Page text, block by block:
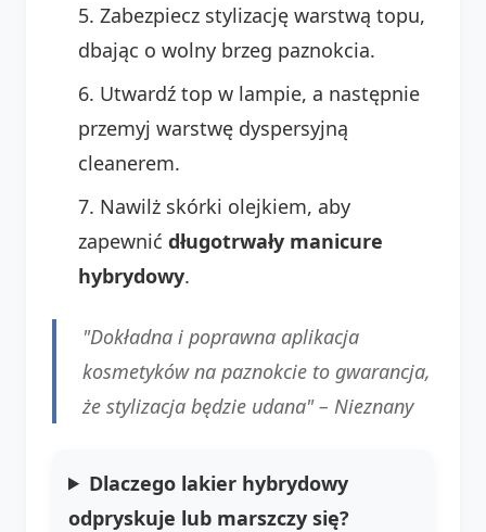
Zabezpiecz stylizację warstwą topu,
dbając o wolny brzeg paznokcia.
Utwardź top w lampie, a następnie
przemyj warstwę dyspersyjną
cleanerem.
Nawilż skórki olejkiem, aby
zapewnić długotrwały manicure
hybrydowy.
"Dokładna i poprawna aplikacja
kosmetyków na paznokcie to gwarancja,
że stylizacja będzie udana" – Nieznany
Dlaczego lakier hybrydowy
odpryskuje lub marszczy się?